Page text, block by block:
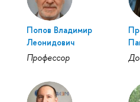
Попов Владимир
Леонидович
Профессор